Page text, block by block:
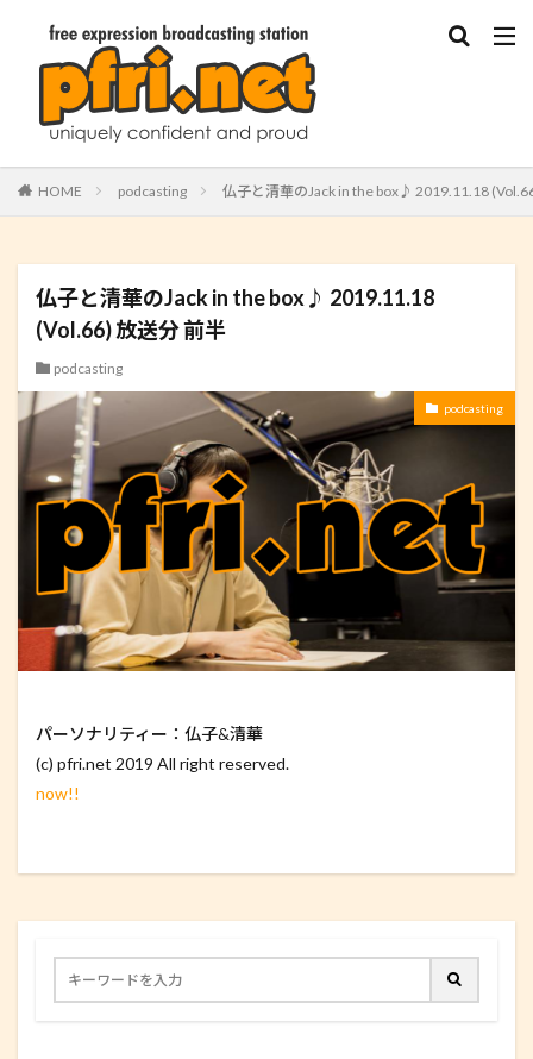
HOME podcasting 仏子と清華のJack in the box♪ 2019.11.18
仏子と清華のJack in the box♪ 2019.11.18
(Vol.66) 放送分 前半
podcasting
podcasting
パーソナリティー：仏子&清華
(c) pfri.net 2019 All right reserved.
now!!